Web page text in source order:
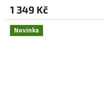
1 349 Kč
Novinka